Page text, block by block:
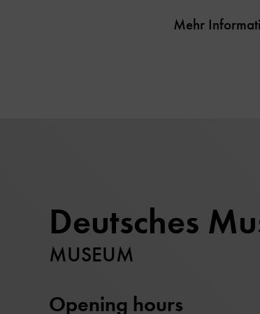
Mehr
Deutsches
MUSEUM
Opening hours